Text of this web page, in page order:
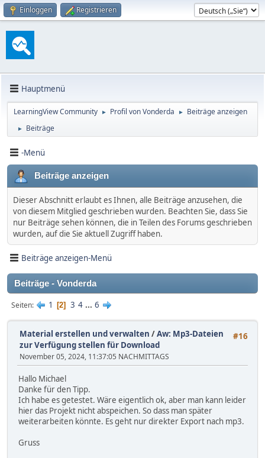
Einloggen Registrieren
Hauptmenü
LearningView Community ► Profil von Vonderda ► Beiträge anzeigen
► Beiträge
-Menü
Beiträge anzeigen
Dieser Abschnitt erlaubt es Ihnen, alle Beiträge anzusehen, die
von diesem Mitglied geschrieben wurden. Beachten Sie, dass Sie
nur Beiträge sehen können, die in Teilen des Forums geschrieben
wurden, auf die Sie aktuell Zugriff haben.
Beiträge anzeigen-Menü
Beiträge - Vonderda
Seiten 1 2 3 4 ... 6
#16
Material erstellen und verwalten /Aw: Mp3-Dateien
zur Verfügung stellen für Download
November 05, 2024, 11:37:05 NACHMITTAGS
Hallo Michael
Danke für den Tipp.
Ich habe es getestet. Wäre eigentlich ok, aber man kann leider
hier das Projekt nicht abspeichen. So dass man später
weiterarbeiten könnte. Es geht nur direkter Export nach mp3.
Gruss